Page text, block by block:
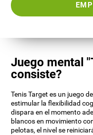
Juego mental
consiste?
Tenis Target es un juego
estimular la flexibilidad
dispara en el momento
blancos en movimiento
pelotas, el nivel se